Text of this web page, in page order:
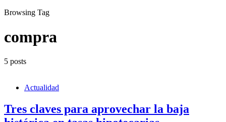
Browsing Tag
compra
5 posts
Actualidad
Tres claves para aprovechar la baja